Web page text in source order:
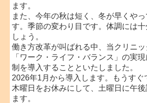
ます。
また、今年の秋は短く、冬が早くや
す。季節の変わり目です。体調には十
しょう。
働き方改革が叫ばれる中、当クリニ
「ワーク・ライフ・バランス」の実
制を導入することといたしました。
2026年1月から導入します。もうすぐ
木曜日をお休みにして、土曜日に午
ます。